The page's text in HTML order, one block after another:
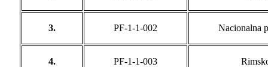
3. PF-1-1-002 Nacionalna
4. PF-1-1-003